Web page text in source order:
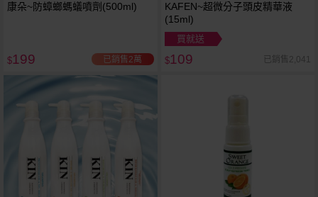
康朵~防蟑螂螞蟻噴劑(500ml)
$199 已銷售2萬
KAFEN~超微分子頭皮精華液
(15ml)
買就送
$109 已銷售2,041